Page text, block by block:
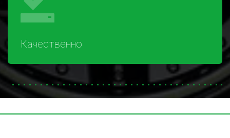
Качественно